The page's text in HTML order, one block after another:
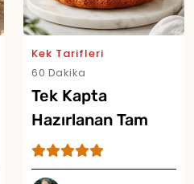
Kek Tarifleri
60 Dakika
Tek Kapta
Hazırlanan Tam
Ölçülü Kek Tarifi